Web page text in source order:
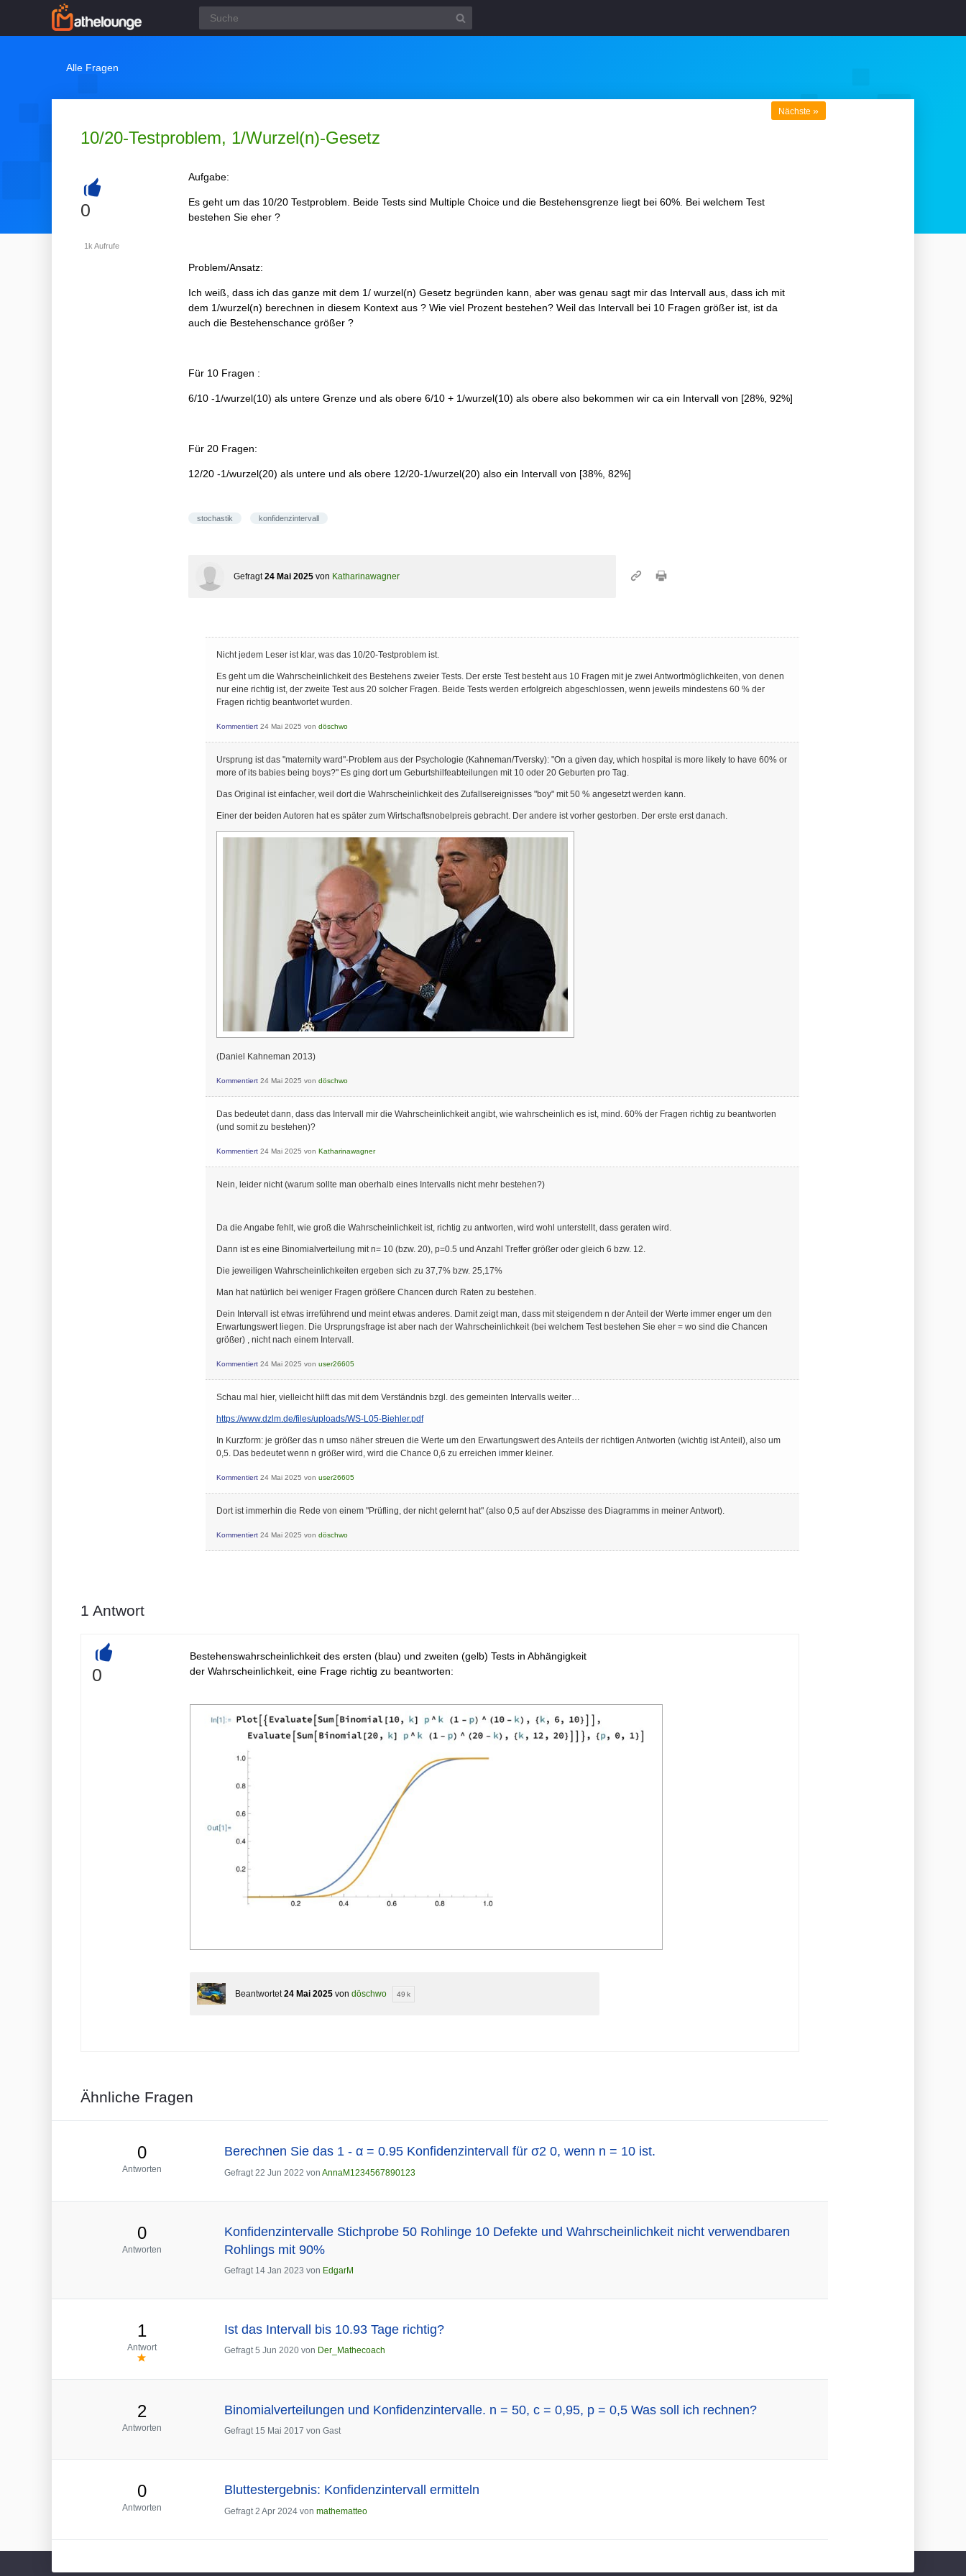
Alle Fragen
10/20-Testproblem, 1/Wurzel(n)-Gesetz
Nächste »
+
0
1k Aufrufe
Aufgabe:
Es geht um das 10/20 Testproblem. Beide Tests sind Multiple Choice und die Bestehensgrenze liegt bei 60%. Bei welchem Test
bestehen Sie eher ?
Problem/Ansatz:
Ich weiß, dass ich das ganze mit dem 1/ wurzel(n) Gesetz begründen kann, aber was genau sagt mir das Intervall aus, dass ich mit
dem 1/wurzel(n) berechnen in diesem Kontext aus ? Wie viel Prozent bestehen? Weil das Intervall bei 10 Fragen größer ist, ist da
auch die Bestehenschance größer ?
Für 10 Fragen :
6/10 -1/wurzel(10) als untere Grenze und als obere 6/10 + 1/wurzel(10) als obere also bekommen wir ca ein Intervall von [28%, 92%]
Für 20 Fragen:
12/20 -1/wurzel(20) als untere und als obere 12/20-1/wurzel(20) also ein Intervall von [38%, 82%]
stochastik konfidenzintervall
Gefragt 24 Mai 2025 von Katharinawagner
Nicht jedem Leser ist klar, was das 10/20-Testproblem ist.
Es geht um die Wahrscheinlichkeit des Bestehens zweier Tests. Der erste Test besteht aus 10 Fragen mit je zwei Antwortmöglichkeiten, von denen
nur eine richtig ist, der zweite Test aus 20 solcher Fragen. Beide Tests werden erfolgreich abgeschlossen, wenn jeweils mindestens 60 % der
Fragen richtig beantwortet wurden.
Kommentiert 24 Mai 2025 von döschwo
Ursprung ist das "maternity ward"-Problem aus der Psychologie (Kahneman/Tversky): "On a given day, which hospital is more likely to have 60% or
more of its babies being boys?" Es ging dort um Geburtshilfeabteilungen mit 10 oder 20 Geburten pro Tag.
Das Original ist einfacher, weil dort die Wahrscheinlichkeit des Zufallsereignisses "boy" mit 50 % angesetzt werden kann.
Einer der beiden Autoren hat es später zum Wirtschaftsnobelpreis gebracht. Der andere ist vorher gestorben. Der erste erst danach.
(Daniel Kahneman 2013)
Kommentiert 24 Mai 2025 von döschwo
Das bedeutet dann, dass das Intervall mir die Wahrscheinlichkeit angibt, wie wahrscheinlich es ist, mind. 60% der Fragen richtig zu beantworten
(und somit zu bestehen)?
Kommentiert 24 Mai 2025 von Katharinawagner
Nein, leider nicht (warum sollte man oberhalb eines Intervalls nicht mehr bestehen?)
Da die Angabe fehlt, wie groß die Wahrscheinlichkeit ist, richtig zu antworten, wird wohl unterstellt, dass geraten wird.
Dann ist es eine Binomialverteilung mit n= 10 (bzw. 20), p=0.5 und Anzahl Treffer größer oder gleich 6 bzw. 12.
Die jeweiligen Wahrscheinlichkeiten ergeben sich zu 37,7% bzw. 25,17%
Man hat natürlich bei weniger Fragen größere Chancen durch Raten zu bestehen.
Dein Intervall ist etwas irreführend und meint etwas anderes. Damit zeigt man, dass mit steigendem n der Anteil der Werte immer enger um den
Erwartungswert liegen. Die Ursprungsfrage ist aber nach der Wahrscheinlichkeit (bei welchem Test bestehen Sie eher = wo sind die Chancen
größer) , nicht nach einem Intervall.
Kommentiert 24 Mai 2025 von user26605
Schau mal hier, vielleicht hilft das mit dem Verständnis bzgl. des gemeinten Intervalls weiter…
https://www.dzlm.de/files/uploads/WS-L05-Biehler.pdf
In Kurzform: je größer das n umso näher streuen die Werte um den Erwartungswert des Anteils der richtigen Antworten (wichtig ist Anteil), also um
0,5. Das bedeutet wenn n größer wird, wird die Chance 0,6 zu erreichen immer kleiner.
Kommentiert 24 Mai 2025 von user26605
Dort ist immerhin die Rede von einem "Prüfling, der nicht gelernt hat" (also 0,5 auf der Abszisse des Diagramms in meiner Antwort).
Kommentiert 24 Mai 2025 von döschwo
1 Antwort
+
0
Bestehenswahrscheinlichkeit des ersten (blau) und zweiten (gelb) Tests in Abhängigkeit
der Wahrscheinlichkeit, eine Frage richtig zu beantworten:
Beantwortet 24 Mai 2025 von döschwo 49 k
Ähnliche Fragen
0
Antworten
Berechnen Sie das 1 - α = 0.95 Konfidenzintervall für σ2 0, wenn n = 10 ist.
Gefragt 22 Jun 2022 von AnnaM1234567890123
0
Antworten
Konfidenzintervalle Stichprobe 50 Rohlinge 10 Defekte und Wahrscheinlichkeit nicht verwendbaren
Rohlings mit 90%
Gefragt 14 Jan 2023 von EdgarM
1
Antwort
Ist das Intervall bis 10.93 Tage richtig?
Gefragt 5 Jun 2020 von Der_Mathecoach
2
Antworten
Binomialverteilungen und Konfidenzintervalle. n = 50, c = 0,95, p = 0,5 Was soll ich rechnen?
Gefragt 15 Mai 2017 von Gast
0
Antworten
Bluttestergebnis: Konfidenzintervall ermitteln
Gefragt 2 Apr 2024 von mathematteo